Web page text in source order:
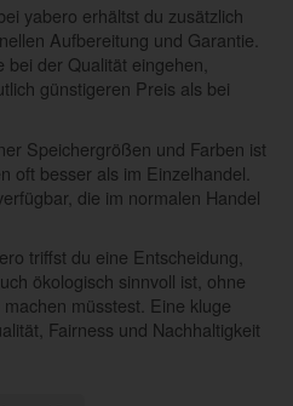
yabero erhältst du zusätzlich
Aufbereitung und Garantie.
der Qualität eingehen,
günstigeren Preis als bei
Speichergrößen und Farben ist
oft besser als im Einzelhandel.
die im normalen Handel
triffst du eine Entscheidung,
ökologisch sinnvoll ist, ohne
müsstest. Eine kluge
Fairness und Nachhaltigkeit